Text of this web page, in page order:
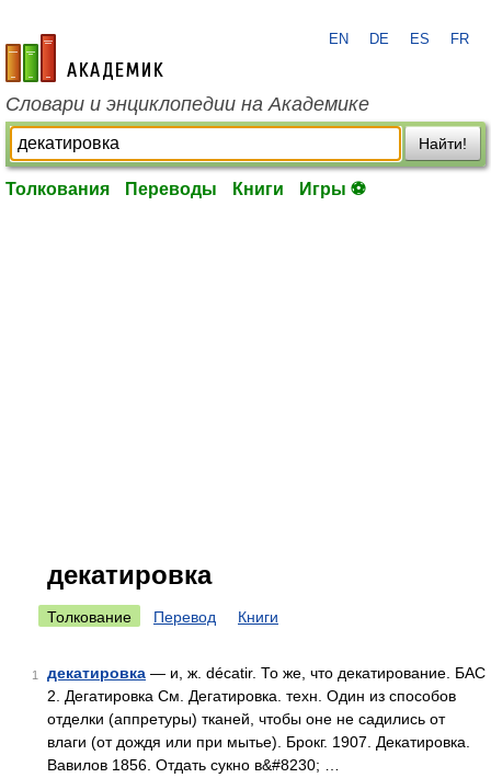
academic.ru
EN DE ES FR
Словари и энциклопедии на Академике
Найти!
Толкования Переводы Книги Игры ⚽
декатировка
Толкование Перевод Книги
1 декатировка — и, ж. décatir. То же, что декатирование. БАС
2. Дегатировка См. Дегатировка. техн. Один из способов
отделки (аппретуры) тканей, чтобы оне не садились от
влаги (от дождя или при мытье). Брокг. 1907. Декатировка.
Вавилов 1856. Отдать сукно в&#8230; …